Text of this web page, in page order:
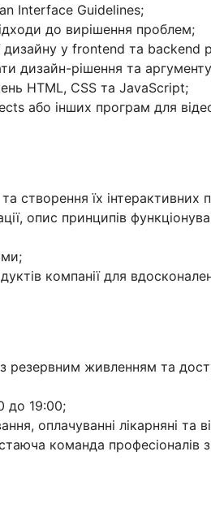
Interface Guidelines;
до вирішення проблем;
дизайну у frontend та backend
дизайн-рішення та
HTML, CSS та JavaScript;
або інших програм для
створення їх інтерактивних
опис принципів
компанії для
з резервним живленням та
до 19:00;
оплачуванні лікарняні та
команда професіоналів